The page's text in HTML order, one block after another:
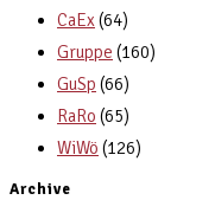
CaEx (64)
Gruppe (160)
GuSp (66)
RaRo (65)
WiWö (126)
Archive